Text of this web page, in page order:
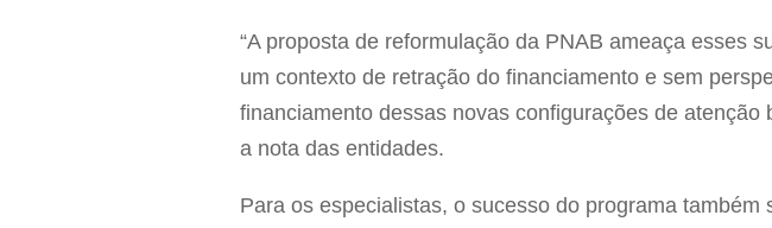
“A proposta de reformulação da PNAB ameaça esses
um contexto de retração do financiamento e sem
financiamento dessas novas configurações de
a nota das entidades.
Para os especialistas, o sucesso do programa